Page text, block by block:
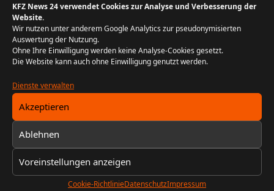
KFZ News 24 verwendet Cookies zur Analyse und Verbesserung der
Website.
Wir nutzen unter anderem Google Analytics zur pseudonymisierten
Auswertung der Nutzung.
Ohne Ihre Einwilligung werden keine Analyse-Cookies gesetzt.
Die Website kann auch ohne Einwilligung genutzt werden.
Dienste verwalten
Akzeptieren
Ablehnen
Voreinstellungen anzeigen
Cookie-RichtlinieDatenschutzImpressum
MEIST GELESEN
1
Der Bikergruß: Ein Zeichen der
Zusammengehörigkeit unter Motorradfahrern
5 MIN. LESEZEIT
10 MIN. LESEZEIT